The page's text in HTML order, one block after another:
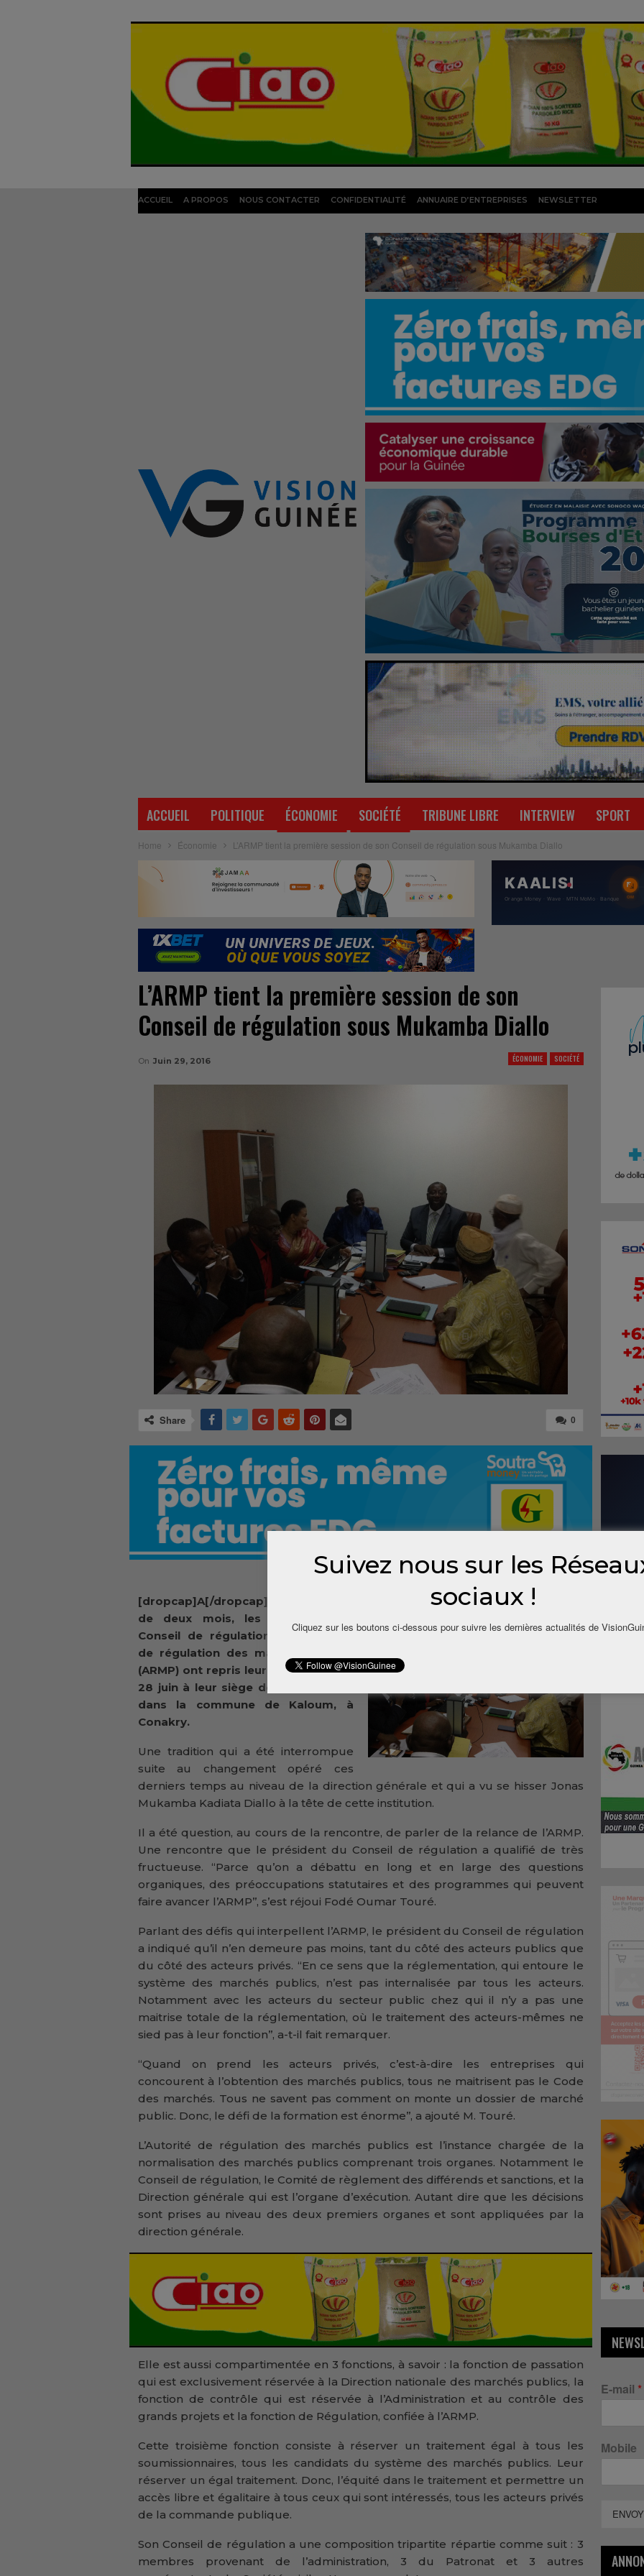
ACCUEIL A PROPOS NOUS CONTACTER CONFIDENTIALITÉ ANNUAIRE D’ENTREPRISES NEWSLETTER
ACCUEIL POLITIQUE ÉCONOMIE SOCIÉTÉ TRIBUNE LIBRE INTERVIEW SPORT
Home Économie L’ARMP tient la première session de son Conseil de régulation sous Mukamba Diallo
L’ARMP tient la première session de son
Conseil de régulation sous Mukamba Diallo
ÉCONOMIE SOCIÉTÉ
On Juin 29, 2016
0
Share
[dropcap]A[/dropcap]près une trêve
de deux mois, les membres du
Conseil de régulation de l’Autorité
de régulation des marchés publics
(ARMP) ont repris leur session mardi
28 juin à leur siège de Kouléwondy,
dans la commune de Kaloum, à
Conakry.
Une tradition qui a été interrompue
suite au changement opéré ces
derniers temps au niveau de la direction générale et qui a vu se hisser Jonas
Mukamba Kadiata Diallo à la tête de cette institution.
Il a été question, au cours de la rencontre, de parler de la relance de l’ARMP.
Une rencontre que le président du Conseil de régulation a qualifié de très
fructueuse. ‘‘Parce qu’on a débattu en long et en large des questions
organiques, des préoccupations statutaires et des programmes qui peuvent
faire avancer l’ARMP’’, s’est réjoui Fodé Oumar Touré.
Parlant des défis qui interpellent l’ARMP, le président du Conseil de régulation
a indiqué qu’il n’en demeure pas moins, tant du côté des acteurs publics que
du côté des acteurs privés. ‘‘En ce sens que la réglementation, qui entoure le
système des marchés publics, n’est pas internalisée par tous les acteurs.
Notamment avec les acteurs du secteur public chez qui il n’y a pas une
maitrise totale de la réglementation, où le traitement des acteurs-mêmes ne
sied pas à leur fonction’’, a-t-il fait remarquer.
‘‘Quand on prend les acteurs privés, c’est-à-dire les entreprises qui
concourent à l’obtention des marchés publics, tous ne maitrisent pas le Code
des marchés. Tous ne savent pas comment on monte un dossier de marché
public. Donc, le défi de la formation est énorme’’, a ajouté M. Touré.
L’Autorité de régulation des marchés publics est l’instance chargée de la
normalisation des marchés publics comprenant trois organes. Notamment le
Conseil de régulation, le Comité de règlement des différends et sanctions, et la
Direction générale qui est l’organe d’exécution. Autant dire que les décisions
sont prises au niveau des deux premiers organes et sont appliquées par la
direction générale.
Elle est aussi compartimentée en 3 fonctions, à savoir : la fonction de passation
qui est exclusivement réservée à la Direction nationale des marchés publics, la
fonction de contrôle qui est réservée à l’Administration et au contrôle des
grands projets et la fonction de Régulation, confiée à l’ARMP.
Cette troisième fonction consiste à réserver un traitement égal à tous les
soumissionnaires, tous les candidats du système des marchés publics. Leur
réserver un égal traitement. Donc, l’équité dans le traitement et permettre un
accès libre et égalitaire à tous ceux qui sont intéressés, tous les acteurs privés
de la commande publique.
Son Conseil de régulation a une composition tripartite répartie comme suit : 3
membres provenant de l’administration, 3 du Patronat et 3 autres
E-mail *
Mobile
Suivez nous sur les
sociaux !
Cliquez sur les boutons ci-dessous pour suivre les dernières actualités de